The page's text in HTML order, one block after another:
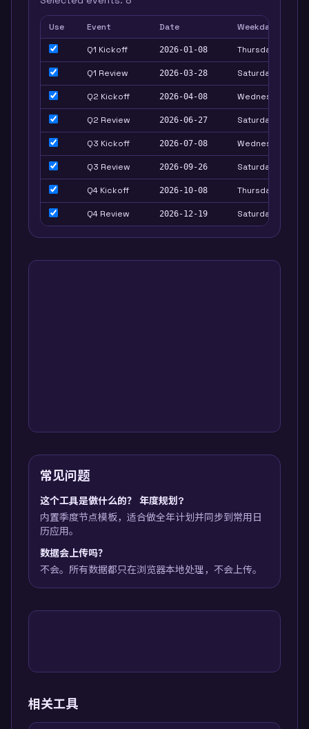
Use Event Date Weekday
Q1 Kickoff 2026-01-08 Thursday
Q1 Review 2026-03-28 Saturday
Q2 Kickoff 2026-04-08 Wednesday
Q2 Review 2026-06-27 Saturday
Q3 Kickoff 2026-07-08 Wednesday
Q3 Review 2026-09-26 Saturday
Q4 Kickoff 2026-10-08 Thursday
Q4 Review 2026-12-19 Saturday
常见问题
这个工具是做什么的？ 年度规划?
内置季度节点模板，适合做全年计划并同步到常用日
历应用。
数据会上传吗？
不会。所有数据都只在浏览器本地处理，不会上传。
相关工具